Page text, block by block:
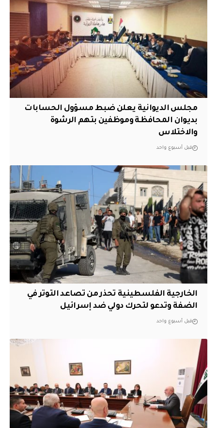
مجلس الديوانية يعلن ضبط مسؤول الحسابات
بديوان المحافظة وموظفين بتهم الرشوة
والاختلاس
قبل أسبوع واحد
الخارجية الفلسطينية تحذر من تصاعد التوتر في
الضفة وتدعو لتحرك دولي ضد إسرائيل
قبل أسبوع واحد